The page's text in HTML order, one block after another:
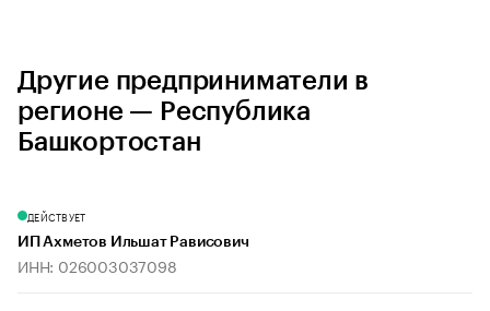
Другие предприниматели в
регионе — Республика
Башкортостан
ДЕЙСТВУЕТ
ИП Ахметов Ильшат Рависович
ИНН: 026003037098